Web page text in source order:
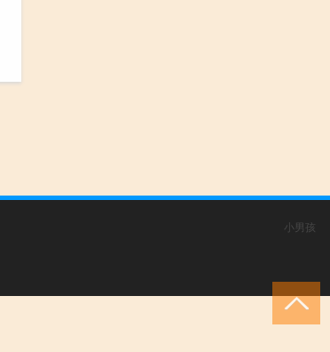
小男孩